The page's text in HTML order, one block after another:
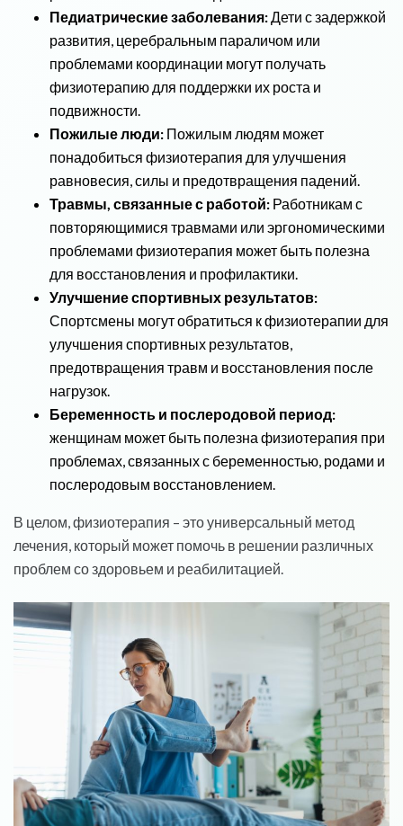
Педиатрические заболевания:Дети с задержкой
развития, церебральным параличом или
проблемами координации могут получать
физиотерапию для поддержки их роста и
подвижности.
Пожилые люди: Пожилым людям может
понадобиться физиотерапия для улучшения
равновесия, силы и предотвращения падений.
Травмы, связанные с работой: Работникам с
повторяющимися травмами или эргономическими
проблемами физиотерапия может быть полезна
для восстановления и профилактики.
Улучшение спортивных результатов:
Спортсмены могут обратиться к физиотерапии для
улучшения спортивных результатов,
предотвращения травм и восстановления после
нагрузок.
Беременность и послеродовой период:
женщинам может быть полезна физиотерапия при
проблемах, связанных с беременностью, родами и
послеродовым восстановлением.
В целом, физиотерапия – это универсальный метод
лечения, который может помочь в решении различных
проблем со здоровьем и реабилитацией.